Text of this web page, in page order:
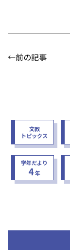
←前の記事
文教
トピックス
学年だより
4年